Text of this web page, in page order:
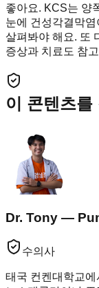
좋아요. KCS는 양
눈에 건성각결막
살펴봐야 해요. 또
증상과 치료도 참
이 콘텐츠를
Dr. Tony —
수의사
태국 컨켄대학교